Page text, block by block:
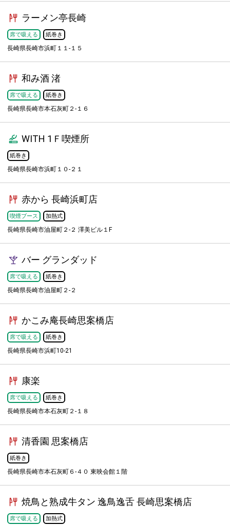
ラーメン亭長崎
席で吸える 紙巻き
長崎県長崎市浜町１１-１５
和み酒 渚
席で吸える 紙巻き
長崎県長崎市本石灰町２-１６
WITH 1Ｆ喫煙所
紙巻き
長崎県長崎市浜町１０-２１
赤から 長崎浜町店
喫煙ブース 加熱式
長崎県長崎市油屋町２-２ 澤美ビル１F
バー グランダッド
席で吸える 紙巻き
長崎県長崎市油屋町２-２
かこみ庵長崎思案橋店
席で吸える 紙巻き
長崎県長崎市浜町10-21
康楽
席で吸える 紙巻き
長崎県長崎市本石灰町２-１８
清香園 思案橋店
紙巻き
長崎県長崎市本石灰町６-４０ 東映会館１階
焼鳥と熟成牛タン 逸鳥逸舌 長崎思案橋店
席で吸える 加熱式